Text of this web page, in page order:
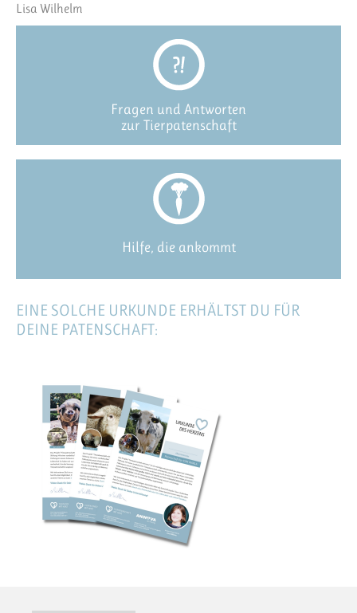
Lisa Wilhelm
Fragen und Antworten
zur Tierpatenschaft
Hilfe, die ankommt
EINE SOLCHE URKUNDE ERHÄLTST DU FÜR
DEINE PATENSCHAFT: